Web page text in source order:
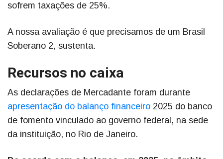
sofrem taxações de 25%.
A nossa avaliação é que precisamos de um Brasil
Soberano 2, sustenta.
Recursos no caixa
As declarações de Mercadante foram durante
apresentação do balanço financeiro 2025 do banco
de fomento vinculado ao governo federal, na sede
da instituição, no Rio de Janeiro.